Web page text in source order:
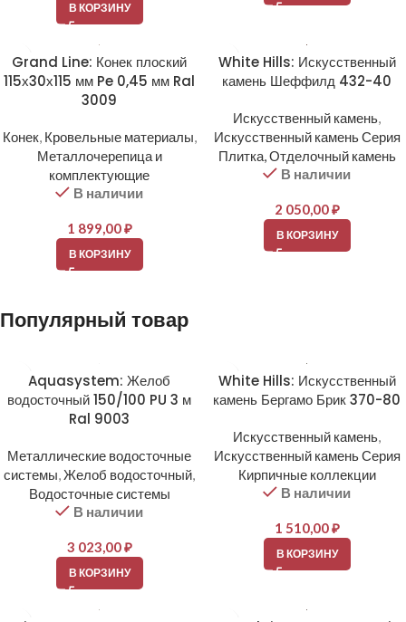
В КОРЗИНУ
Grand Line: Конек плоский
115х30х115 мм Pe 0,45 мм Ral
3009
Конек, Кровельные материалы,
Металлочерепица и
комплектующие
В наличии
1 899,00₽
В КОРЗИНУ
White Hills: Искусственный
камень Шеффилд 432-40
Искусственный камень,
Искусственный камень Серия
Плитка, Отделочный камень
В наличии
2 050,00₽
В КОРЗИНУ
Популярный товар
Aquasystem: Желоб
водосточный 150/100 PU 3 м
Ral 9003
Металлические водосточные
системы,Желоб водосточный,
Водосточные системы
В наличии
3 023,00₽
В КОРЗИНУ
White Hills: Искусственный
камень Бергамо Брик 370-80
Искусственный камень,
Искусственный камень Серия
Кирпичные коллекции
В наличии
1 510,00₽
В КОРЗИНУ